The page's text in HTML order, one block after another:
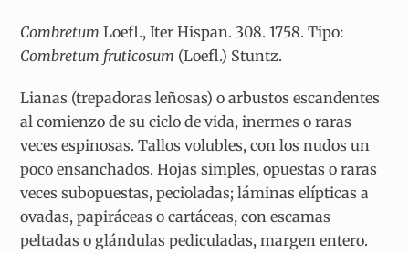
Combretum Loefl., Iter Hispan. 308. 1758. Tipo:
Combretum fruticosum (Loefl.) Stuntz.
Lianas (trepadoras leñosas) o arbustos escandentes
al comienzo de su ciclo de vida, inermes o raras
veces espinosas. Tallos volubles, con los nudos un
poco ensanchados. Hojas simples, opuestas o raras
veces subopuestas, pecioladas; láminas elípticas a
ovadas, papiráceas o cartáceas, con escamas
peltadas o glándulas pediculadas, margen entero.